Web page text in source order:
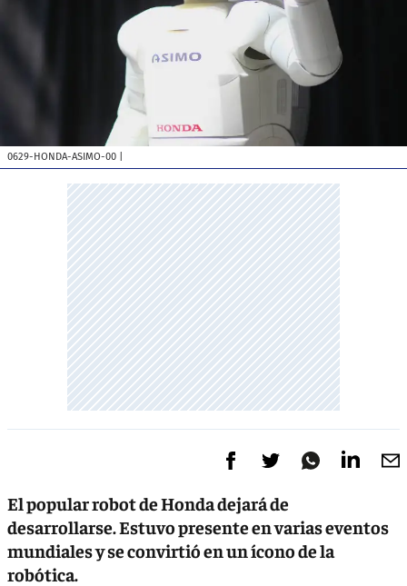
0629-HONDA-ASIMO-00
El popular robot de Honda dejará de
desarrollarse. Estuvo presente en varias eventos
mundiales y se convirtió en un ícono de la
robótica.